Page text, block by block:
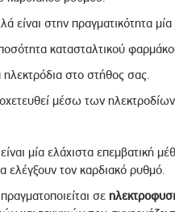
είναι στην πραγματικότητα
κατασταλτικού
στο στήθος σας.
μέσω των
μία ελάχιστα επεμβατική
ελέγξουν τον καρδιακό ρυθμό.
σε